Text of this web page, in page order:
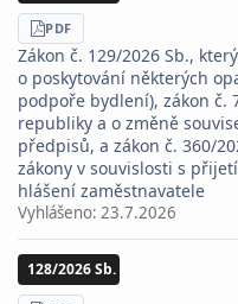
STÁHNOUT
PDF
Zákon č. 129/2026 Sb.,
o poskytování některých
podpoře bydlení), zákon č.
republiky a o změně
předpisů, a zákon č. 360/
zákony v souvislosti s
hlášení zaměstnavatele
Vyhlášeno: 23.7.2026
128/2026 Sb.